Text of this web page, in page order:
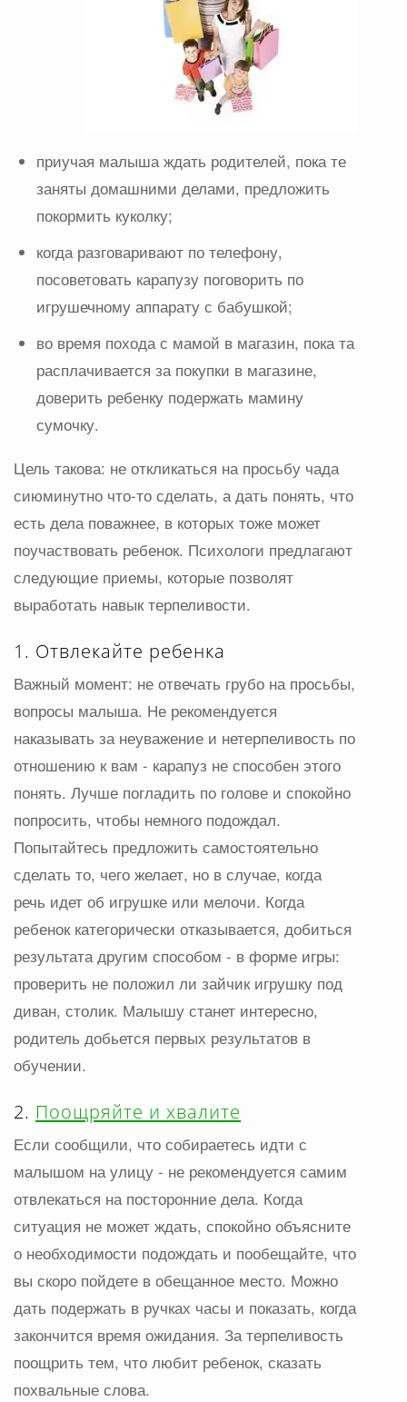
приучая малыша ждать родителей, пока те
заняты домашними делами, предложить
покормить куколку;
когда разговаривают по телефону,
посоветовать карапузу поговорить по
игрушечному аппарату с бабушкой;
во время похода с мамой в магазин, пока та
расплачивается за покупки в магазине,
доверить ребенку подержать мамину
сумочку.
Цель такова: не откликаться на просьбу чада
сиюминутно что-то сделать, а дать понять, что
есть дела поважнее, в которых тоже может
поучаствовать ребенок. Психологи предлагают
следующие приемы, которые позволят
выработать навык терпеливости.
1. Отвлекайте ребенка
Важный момент: не отвечать грубо на просьбы,
вопросы малыша. Не рекомендуется
наказывать за неуважение и нетерпеливость по
отношению к вам - карапуз не способен этого
понять. Лучше погладить по голове и спокойно
попросить, чтобы немного подождал.
Попытайтесь предложить самостоятельно
сделать то, чего желает, но в случае, когда
речь идет об игрушке или мелочи. Когда
ребенок категорически отказывается, добиться
результата другим способом - в форме игры:
проверить не положил ли зайчик игрушку под
диван, столик. Малышу станет интересно,
родитель добьется первых результатов в
обучении.
2. Поощряйте и хвалите
Если сообщили, что собираетесь идти с
малышом на улицу - не рекомендуется самим
отвлекаться на посторонние дела. Когда
ситуация не может ждать, спокойно объясните
о необходимости подождать и пообещайте, что
вы скоро пойдете в обещанное место. Можно
дать подержать в ручках часы и показать, когда
закончится время ожидания. За терпеливость
поощрить тем, что любит ребенок, сказать
похвальные слова.